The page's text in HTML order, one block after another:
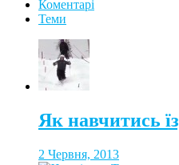
Коментарі
Теми
Як навчитись
2 Червня, 2013